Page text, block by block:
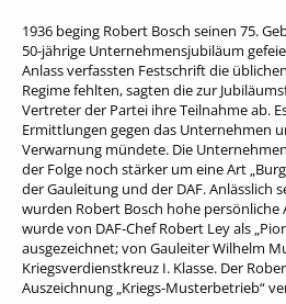
1936 beging Robert Bosch seinen 75.
50-jährige Unternehmensjubiläum
Anlass verfassten Festschrift die
Regime fehlten, sagten die zur
Vertreter der Partei ihre Teilnahme ab.
Ermittlungen gegen das Unternehmen
Verwarnung mündete. Die
der Folge noch stärker um eine Art
der Gauleitung und der DAF. Anlässlich
wurden Robert Bosch hohe persönliche
wurde von DAF-Chef Robert Ley als
ausgezeichnet; von Gauleiter Wilhelm
Kriegsverdienstkreuz I. Klasse. Der
Auszeichnung „Kriegs-Musterbetrieb“